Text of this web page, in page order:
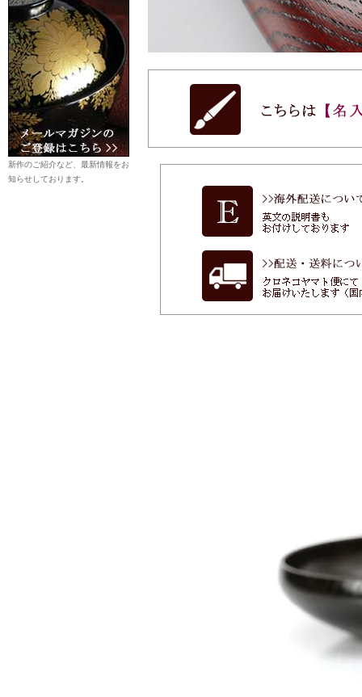
新作のご紹介など、最新情報をお
知らせしております。